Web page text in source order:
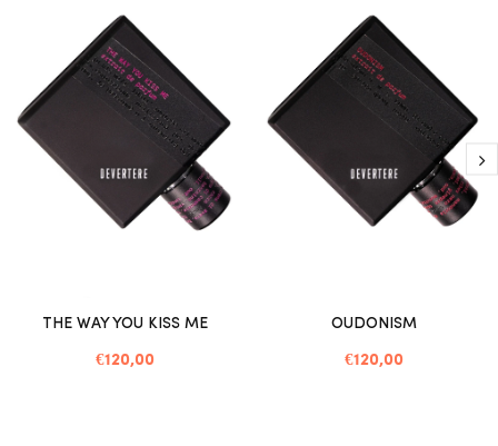
THE WAY YOU KISS ME
€120,00
OUDONISM
€120,00